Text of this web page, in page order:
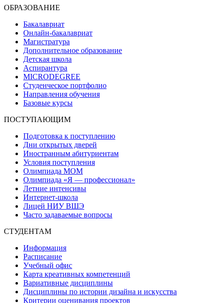
ОБРАЗОВАНИЕ
Бакалавриат
Онлайн-бакалавриат
Магистратура
Дополнительное образование
Детская школа
Аспирантура
MICRODEGREE
Студенческое портфолио
Направления обучения
Базовые курсы
ПОСТУПАЮЩИМ
Подготовка к поступлению
Дни открытых дверей
Иностранным абитуриентам
Условия поступления
Олимпиада МОМ
Олимпиада «Я — профессионал»
Летние интенсивы
Интернет-школа
Лицей НИУ ВШЭ
Часто задаваемые вопросы
СТУДЕНТАМ
Информация
Расписание
Учебный офис
Карта креативных компетенций
Вариативные дисциплины
Дисциплины по истории дизайна и искусства
Критерии оценивания проектов